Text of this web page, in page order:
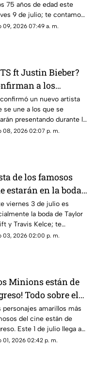
of the Heart”
9 de julio
75 años de edad este
9 de julio; te contamos
se sabe de su
09, 2026 07:49 a. m.
ft Justin Bieber?
a los
que se
en la final
la Copa Mundial de
2026™
un nuevo artista
se une a los que se
presentando durante la
de la Copa Mundial de la
08, 2026 02:07 p. m.
de los famosos
estarán en la boda
Taylor Swift y
Kelce en Nueva
viernes 3 de julio es
la boda de Taylor
y Travis Kelce; te
lo que se sabe de
03, 2026 02:00 p. m.
Minions están de
Todo sobre el
hoy 1 de julio
personajes amarillos más
del cine están de
Este 1 de julio llega a
cines “Minions y
01, 2026 02:42 p. m.